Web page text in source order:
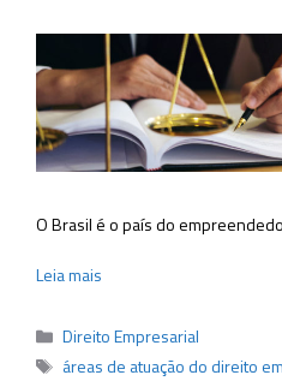
O Brasil é o país do
Leia mais
Categorias
Direito Empresarial
Tags
áreas de atuação do direito